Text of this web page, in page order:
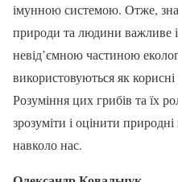
імунною системою. Отже,
природи та людини важливе
невід’ємною частиною
використовуються як
Розуміння цих грибів та їх
зрозуміти і оцінити
навколо нас.